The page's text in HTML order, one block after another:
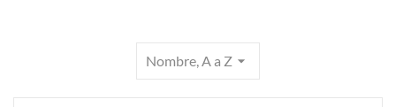
Nombre, A a Z arrow_drop_down